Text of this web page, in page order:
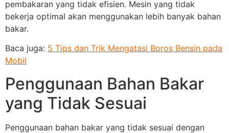
pembakaran yang tidak efisien. Mesin yang tidak
bekerja optimal akan menggunakan lebih banyak bahan
bakar.
Baca juga: 5 Tips dan Trik Mengatasi Boros Bensin pada
Mobil
Penggunaan Bahan Bakar
yang Tidak Sesuai
Penggunaan bahan bakar yang tidak sesuai dengan